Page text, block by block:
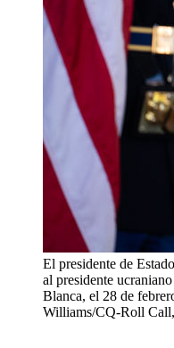
El presidente de
al presidente
Blanca, el 28 de
Williams/CQ-Roll